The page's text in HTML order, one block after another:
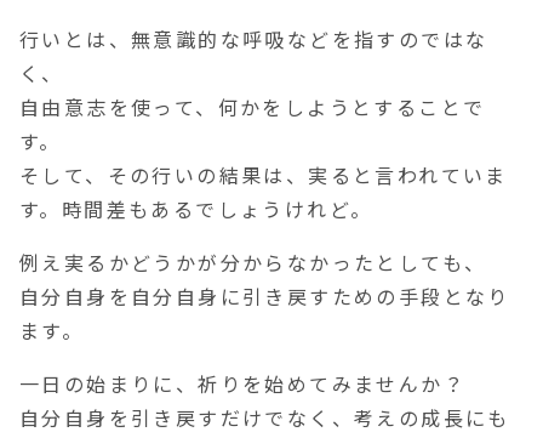
行いとは、無意識的な呼吸などを指すのではな
く、
自由意志を使って、何かをしようとすることで
す。
そして、その行いの結果は、実ると言われていま
す。時間差もあるでしょうけれど。
例え実るかどうかが分からなかったとしても、
自分自身を自分自身に引き戻すための手段となり
ます。
一日の始まりに、祈りを始めてみませんか？
自分自身を引き戻すだけでなく、考えの成長にも